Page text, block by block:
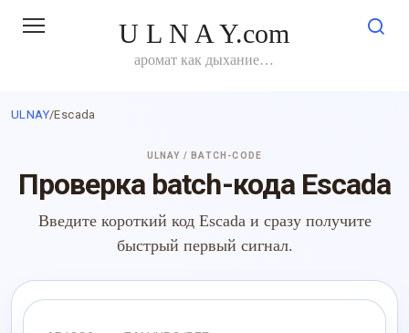
U L N A Y.com
аромат как дыхание…
ULNAY/Escada
ULNAY / BATCH-CODE
Проверка batch-кода Escada
Введите короткий код Escada и сразу получите
быстрый первый сигнал.